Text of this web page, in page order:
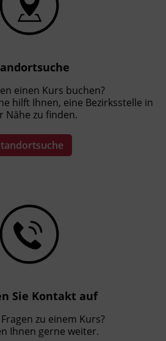
einen Kurs buchen?
hilft Ihnen, eine Bezirksstelle in
Nähe zu finden.
Sie Kontakt auf
zu einem Kurs?
Ihnen gerne weiter.